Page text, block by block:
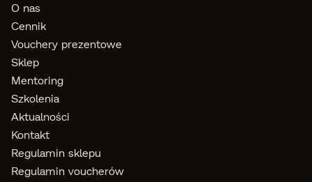
O nas
Cennik
Vouchery prezentowe
Sklep
Mentoring
Szkolenia
Aktualności
Kontakt
Regulamin sklepu
Regulamin voucherów